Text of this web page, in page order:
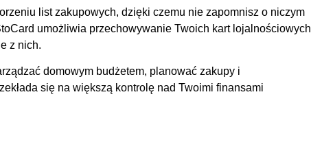
list zakupowych, dzięki czemu nie zapomnisz o niczym
umożliwia przechowywanie Twoich kart lojalnościowych
z nich.
domowym budżetem, planować zakupy i
się na większą kontrolę nad Twoimi finansami